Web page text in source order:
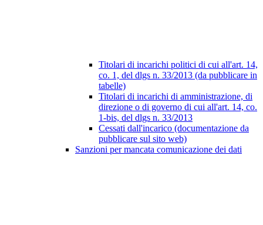
Titolari di incarichi politici di cui all'art. 14,
co. 1, del dlgs n. 33/2013 (da pubblicare in
tabelle)
Titolari di incarichi di amministrazione, di
direzione o di governo di cui all'art. 14, co.
1-bis, del dlgs n. 33/2013
Cessati dall'incarico (documentazione da
pubblicare sul sito web)
Sanzioni per mancata comunicazione dei dati